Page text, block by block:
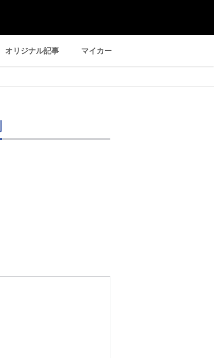
オリジナル記事 マイカー